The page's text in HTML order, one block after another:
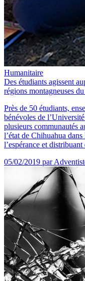
Humanitaire
Des étudiants agissent
régions montagneuses
Près de 50 étudiants,
bénévoles de
plusieurs communautés
l’état de Chihuahua
l’espérance et
05/02/2019 par